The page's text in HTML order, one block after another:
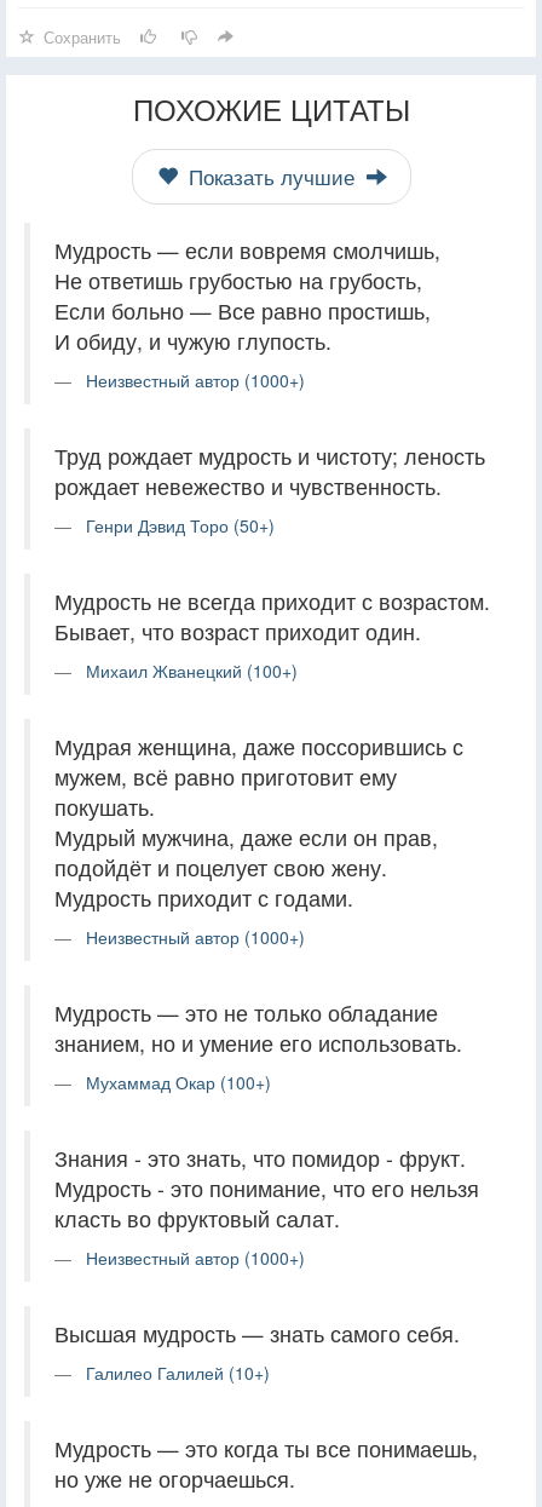
Сохранить
ПОХОЖИЕ ЦИТАТЫ
Показать лучшие
Мудрость — если вовремя смолчишь,
Не ответишь грубостью на грубость,
Если больно — Все равно простишь,
И обиду, и чужую глупость.
Неизвестный автор (1000+)
Труд рождает мудрость и чистоту; леность
рождает невежество и чувственность.
Генри Дэвид Торо (50+)
Мудрость не всегда приходит с возрастом.
Бывает, что возраст приходит один.
Михаил Жванецкий (100+)
Мудрая женщина, даже поссорившись с
мужем, всё равно приготовит ему
покушать.
Мудрый мужчина, даже если он прав,
подойдёт и поцелует свою жену.
Мудрость приходит с годами.
Неизвестный автор (1000+)
Мудрость — это не только обладание
знанием, но и умение его использовать.
Мухаммад Окар (100+)
Знания - это знать, что помидор - фрукт.
Мудрость - это понимание, что его нельзя
класть во фруктовый салат.
Неизвестный автор (1000+)
Высшая мудрость — знать самого себя.
Галилео Галилей (10+)
Мудрость — это когда ты все понимаешь,
но уже не огорчаешься.